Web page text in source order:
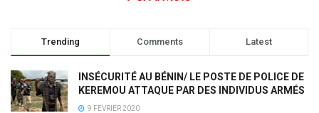
Trending Comments Latest
INSÉCURITÉ AU BÉNIN/ LE POSTE DE POLICE DE
KEREMOU ATTAQUE PAR DES INDIVIDUS ARMÉS
9 FÉVRIER 2020